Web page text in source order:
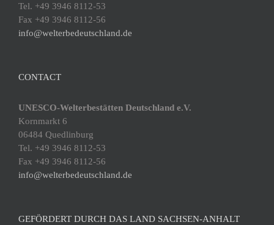
Tel. +49 3946 8112-53
Fax +49 3946 8112-56
info@welterbedeutschland.de
CONTACT
UNESCO-Welterbestätten Deutschland e.V.
Kornmarkt 6
06484 Quedlinburg
Tel. +49 3946 8112-53
Fax +49 3946 8112-56
info@welterbedeutschland.de
GEFÖRDERT DURCH DAS LAND SACHSEN-ANHALT